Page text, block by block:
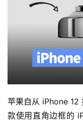
苹果自从 iPhone 12
款使用直角边框的